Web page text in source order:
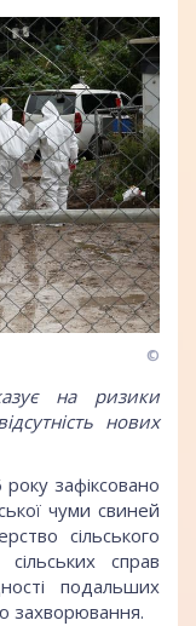
©
на ризики
нових
зафіксовано
чуми свиней
сільського
справ
подальших
захворювання.